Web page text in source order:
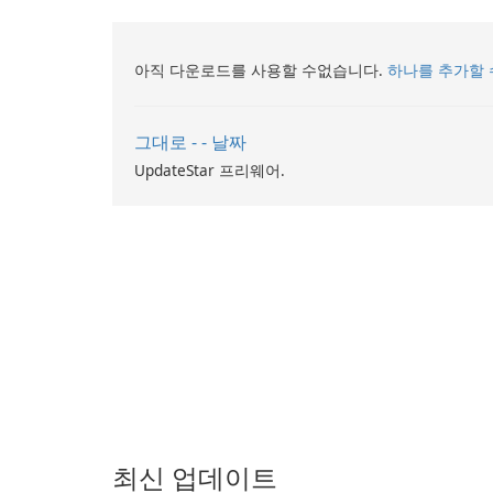
아직 다운로드를 사용할 수없습니다. 하나를 추가할
그대로 - - 날짜
UpdateStar 프리웨어.
최신 업데이트